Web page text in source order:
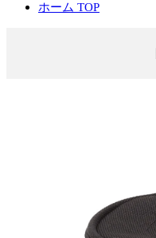
ホーム TOP